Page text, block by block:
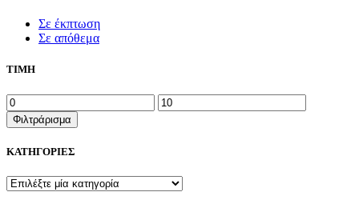
Σε έκπτωση
Σε απόθεμα
ΤΙΜΗ
Ελάχιστη
τιμή
Μέγιστη
τιμή
Φιλτράρισμα
ΚΑΤΗΓΟΡΙΕΣ